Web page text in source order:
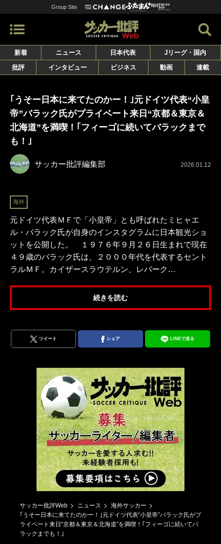
Group Site
新着 ニュース 日本代表
Jリーグ・国内
批評
インタビュー ビジネス 動画 連載
｢うそー日本に来てたのかー！｣元ドイツ代表“小皇
帝”バラック氏がプライベート来日“京都＆東京＆
北海道”を満喫！｢フィーゴに続いてバラックまで
も！｣
サッカー批評編集部 2026.01.12
海外
元ドイツ代表ＭＦで「小皇帝」とも呼ばれたミヒャエ
ル・バラック氏が自身のインスタグラムに日本観光ショ
ットを公開した。 １９７６年９月２６日生まれで現在
４９歳のバラック氏は、２０００年代を代表するセント
ラルＭＦ。カイザースラウテルン、レバーク…
続きを読む
ツイート シェア LINEで送る
サッカー批評Web ニュース
海外サッカー
｢うそー日本に来てたのかー！｣元ドイツ代表“小皇帝”バラック氏がプ
ライベート来日“京都＆東京＆北海道”を満喫！｢フィーゴに続いてバ
ラックまでも！｣